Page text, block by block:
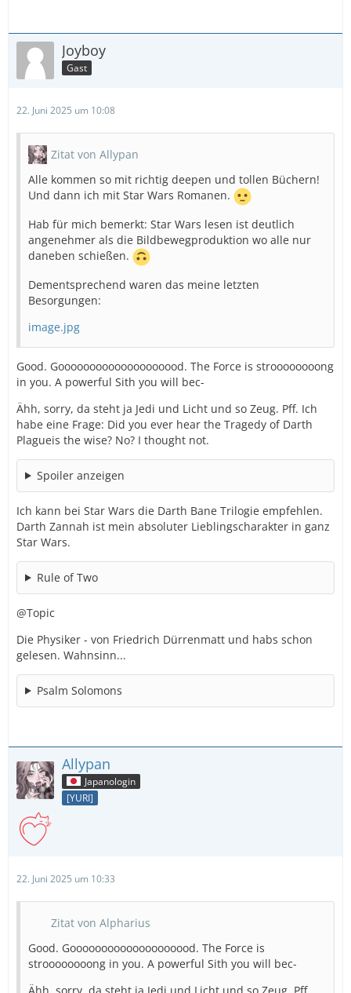
Joyboy
Gast
22. Juni 2025 um 10:08
Zitat von Allypan
Alle kommen so mit richtig deepen und tollen Büchern!
Und dann ich mit Star Wars Romanen.
Hab für mich bemerkt: Star Wars lesen ist deutlich
angenehmer als die Bildbewegproduktion wo alle nur
daneben schießen.
Dementsprechend waren das meine letzten
Besorgungen:
image.jpg
Good. Goooooooooooooooooood. The Force is stroooooooong
in you. A powerful Sith you will bec-
Ähh, sorry, da steht ja Jedi und Licht und so Zeug. Pff. Ich
habe eine Frage: Did you ever hear the Tragedy of Darth
Plagueis the wise? No? I thought not.
Spoiler anzeigen
Ich kann bei Star Wars die Darth Bane Trilogie empfehlen.
Darth Zannah ist mein absoluter Lieblingscharakter in ganz
Star Wars.
Rule of Two
@Topic
Die Physiker - von Friedrich Dürrenmatt und habs schon
gelesen. Wahnsinn...
Psalm Solomons
Allypan
Japanologin
[YURI]
22. Juni 2025 um 10:33
Zitat von Alpharius
Good. Goooooooooooooooooood. The Force is
stroooooooong in you. A powerful Sith you will bec-